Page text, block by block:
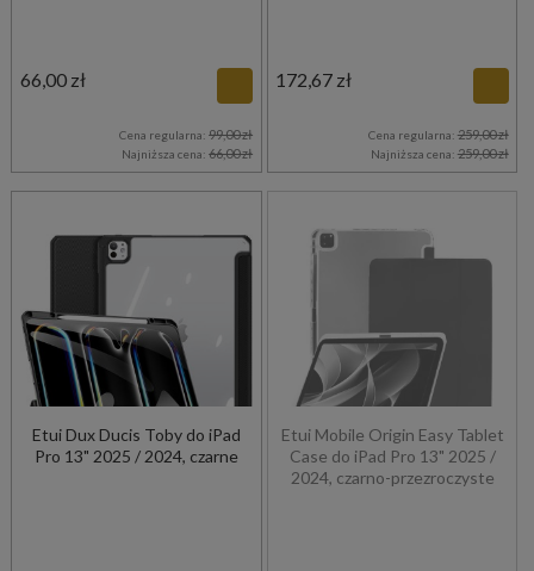
66,00 zł
Cena regularna:99,00 zł
Najniższa cena:66,00 zł
172,67 zł
Cena regularna: 259,00 zł
Najniższa cena: 259,00 zł
Etui Dux Ducis Toby do iPad
Pro 13" 2025 / 2024, czarne
Etui Mobile Origin Easy Tablet
Case do iPad Pro 13" 2025 /
2024, czarno-przezroczyste